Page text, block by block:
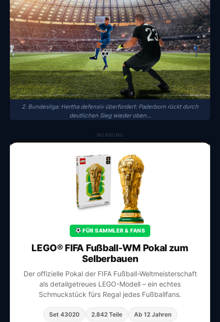
2. Bundesliga: Hertha defensiv überfordert: Paderborn rückt durch
deutlichen Sieg wieder oben…
WERBUNG
FÜR SAMMLER & FANS
LEGO® FIFA Fußball-WM Pokal zum
Selberbauen
Der offizielle Pokal der FIFA Fußball-Weltmeisterschaft
als detailgetreues LEGO-Modell – ein echtes
Schmuckstück fürs Regal jedes Fußballfans.
Set 43020 2.842 Teile Ab 12 Jahren